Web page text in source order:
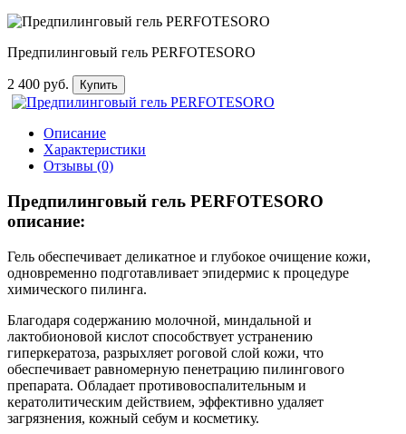
Предпилинговый гель PERFOTESORO
2 400 руб. Купить
Описание
Характеристики
Отзывы (0)
Предпилинговый гель PERFOTESORO
описание:
Гель обеспечивает деликатное и глубокое очищение кожи,
одновременно подготавливает эпидермис к процедуре
химического пилинга.
Благодаря содержанию молочной, миндальной и
лактобионовой кислот способствует устранению
гиперкератоза, разрыхляет роговой слой кожи, что
обеспечивает равномерную пенетрацию пилингового
препарата. Обладает противовоспалительным и
кератолитическим действием, эффективно удаляет
загрязнения, кожный себум и косметику.